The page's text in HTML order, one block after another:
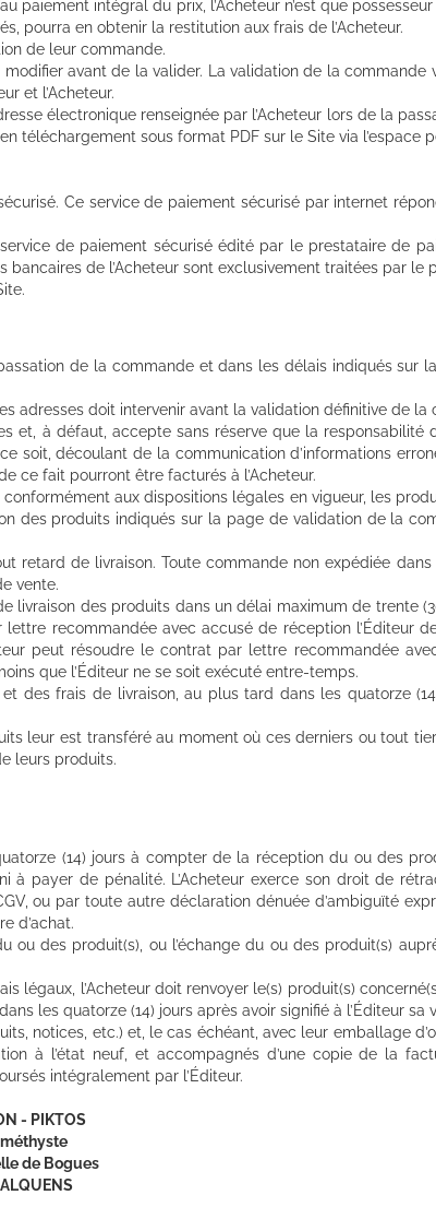
paiement intégral du prix, l’Acheteur n’est que
pourra en obtenir la restitution aux frais de l’Acheteur.
de leur commande.
avant de la valider. La validation de la
et l’Acheteur.
électronique renseignée par l’Acheteur lors de la
sous format PDF sur le Site via l’espace
Ce service de paiement sécurisé par internet
de paiement sécurisé édité par le prestataire de
de l’Acheteur sont exclusivement traitées par le
de la commande et dans les délais indiqués sur
adresses doit intervenir avant la validation définitive de la
et, à défaut, accepte sans réserve que la responsabilité
découlant de la communication d’informations
ce fait pourront être facturés à l’Acheteur.
aux dispositions légales en vigueur, les
des produits indiqués sur la page de validation de la
retard de livraison. Toute commande non expédiée
vente.
livraison des produits dans un délai maximum de trente
recommandée avec accusé de réception l’Éditeur
peut résoudre le contrat par lettre recommandée
que l’Éditeur ne se soit exécuté entre-temps.
des frais de livraison, au plus tard dans les quatorze
leur est transféré au moment où ces derniers ou tout
leurs produits.
(14) jours à compter de la réception du ou des
à payer de pénalité. L’Acheteur exerce son droit de
ou par toute autre déclaration dénuée d’ambiguïté
d’achat.
ou des produit(s), ou l’échange du ou des produit(s)
l’Acheteur doit renvoyer le(s) produit(s)
les quatorze (14) jours après avoir signifié à l’Éditeur sa
notices, etc.) et, le cas échéant, avec leur emballage
à l’état neuf, et accompagnés d’une copie de la
intégralement par l’Éditeur.
- PIKTOS
de Bogues